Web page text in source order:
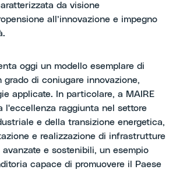
da visione
all’innovazione e impegno
oggi un modello esemplare di
grado di coniugare innovazione,
applicate. In particolare, a MAIRE
l'eccellenza raggiunta nel settore
e della transizione energetica,
e realizzazione di infrastrutture
e sostenibili, un esempio
capace di promuovere il Paese